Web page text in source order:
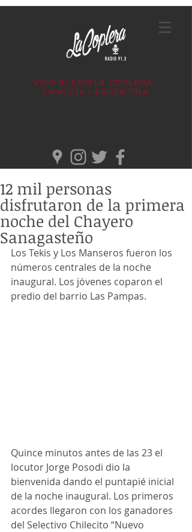
VIVO 91.3 FM LA COPLERA -
LA RIOJA - ARGENTINA
12 mil personas
disfrutaron de la primera
noche del Chayero
Sanagasteño
Los Tekis y Los Manseros fueron los
números centrales de la noche
inaugural. Los jóvenes coparon el
predio del barrio Las Pampas.
Quince minutos antes de las 23 el
locutor Jorge Posodi dio la
bienvenida dando el puntapié inicial
de la noche inaugural. Los primeros
acordes llegaron con los ganadores
del Selectivo Chilecito “Nuevo